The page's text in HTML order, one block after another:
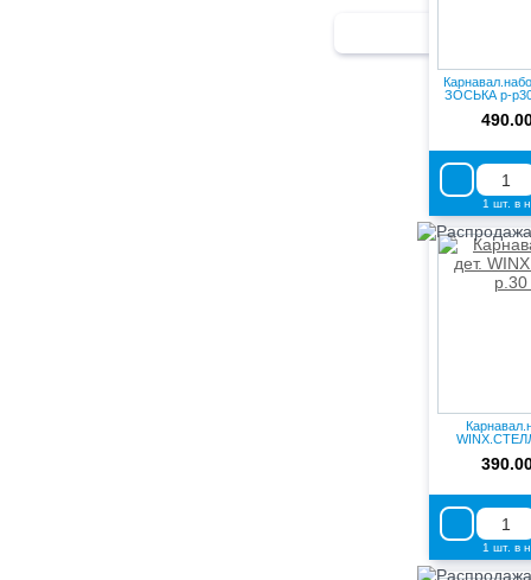
ЗОСЬКА р-
1 шт. в
1 шт. в